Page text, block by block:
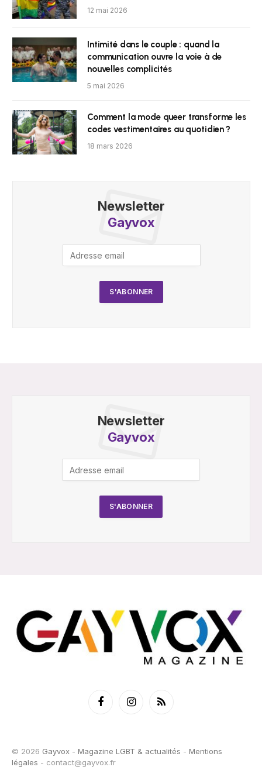
12 mai 2026
Intimité dans le couple : quand la
communication ouvre la voie à de
nouvelles complicités
5 mai 2026
Comment la mode queer transforme les
codes vestimentaires au quotidien ?
18 mars 2026
Newsletter
Gayvox
Newsletter
Gayvox
FacebookInstagramRSS
© 2026 Gayvox - Magazine LGBT & actualités - Mentions
légales - contact@gayvox.fr